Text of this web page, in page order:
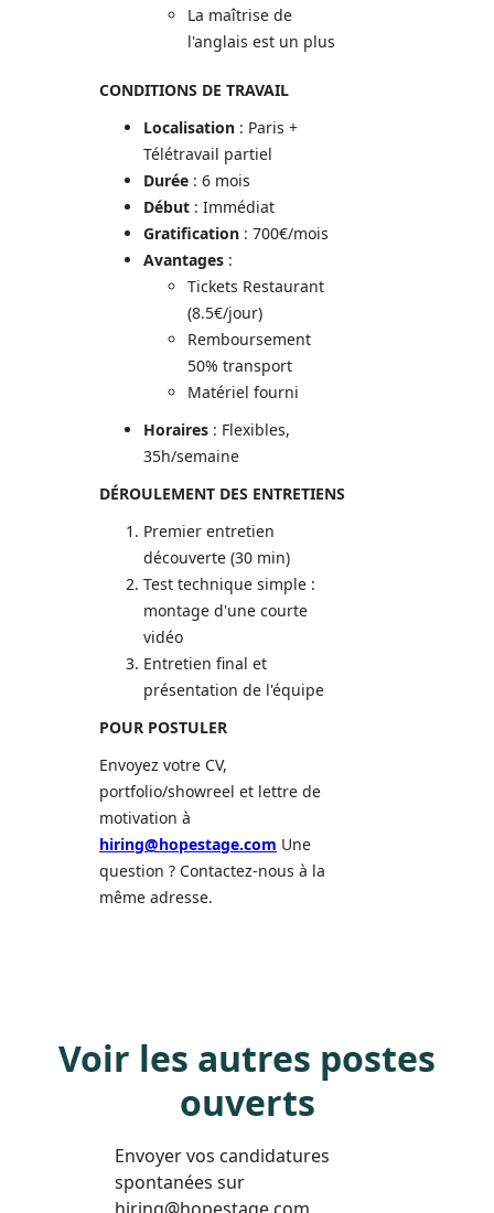
La maîtrise de
l'anglais est un plus
CONDITIONS DE TRAVAIL
Localisation : Paris +
Télétravail partiel
Durée : 6 mois
Début : Immédiat
Gratification : 700€/mois
Avantages :
Tickets Restaurant
(8.5€/jour)
Remboursement
50% transport
Matériel fourni
Horaires : Flexibles,
35h/semaine
DÉROULEMENT DES ENTRETIENS
Premier entretien
découverte (30 min)
Test technique simple :
montage d'une courte
vidéo
Entretien final et
présentation de l'équipe
POUR POSTULER
Envoyez votre CV,
portfolio/showreel et lettre de
motivation à
hiring@hopestage.com Une
question ? Contactez-nous à la
même adresse.
Voir les autres postes
ouverts
Envoyer vos candidatures
spontanées sur